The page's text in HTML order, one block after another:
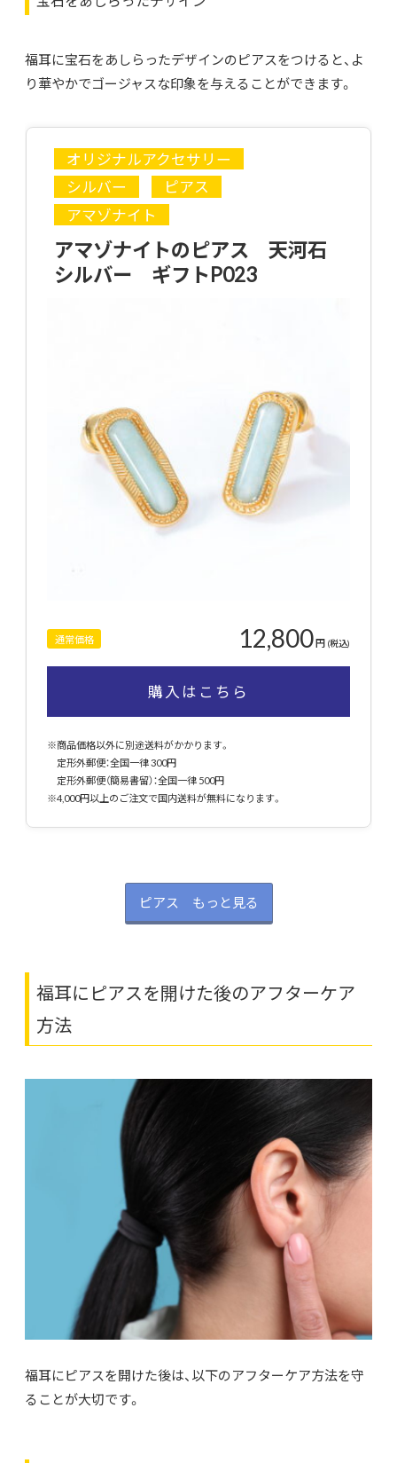
福耳に宝石をあしらったデザインのピアスをつけると、よ
り華やかでゴージャスな印象を与えることができます。
オリジナルアクセサリー
シルバー
ピアス
アマゾナイト
アマゾナイトのピアス 天河石
シルバー ギフトP023
通常価格 12,800円 (税込)
購入はこちら
※商品価格以外に別途送料がかかります。
定形外郵便：全国一律 300円
定形外郵便（簡易書留）：全国一律 500円
※4,000円以上のご注文で国内送料が無料になります。
ピアス もっと見る
福耳にピアスを開けた後のアフターケア
方法
福耳にピアスを開けた後は、以下のアフターケア方法を守
ることが大切です。